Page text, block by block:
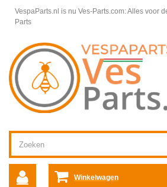
VespaParts.nl is nu Ves-Parts.com: Alles voor
Parts
Winkelwagen